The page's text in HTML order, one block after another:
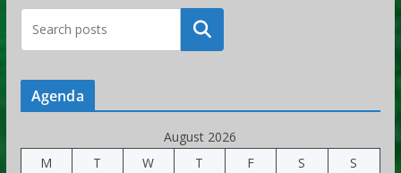
Rechercher
Agenda
August 2026
M
T W T F S
S